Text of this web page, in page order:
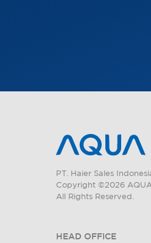
PT. Haier Sales
Copyright ©2026 AQUA
All Rights Reserved.
HEAD OFFICE